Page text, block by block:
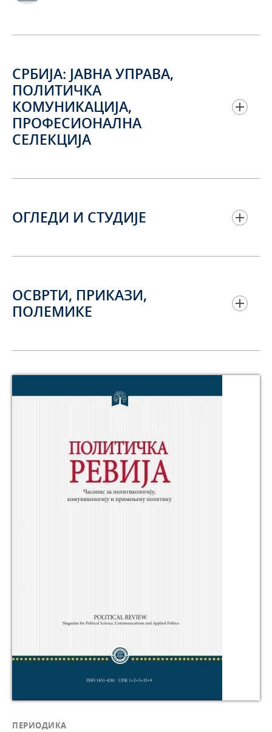
СРБИЈА: ЈАВНА УПРАВА,
ПОЛИТИЧКА
КОМУНИКАЦИЈА,
ПРОФЕСИОНАЛНА
СЕЛЕКЦИЈА
ОГЛЕДИ И СТУДИЈЕ
ОСВРТИ, ПРИКАЗИ,
ПОЛЕМИКЕ
ПЕРИОДИКА